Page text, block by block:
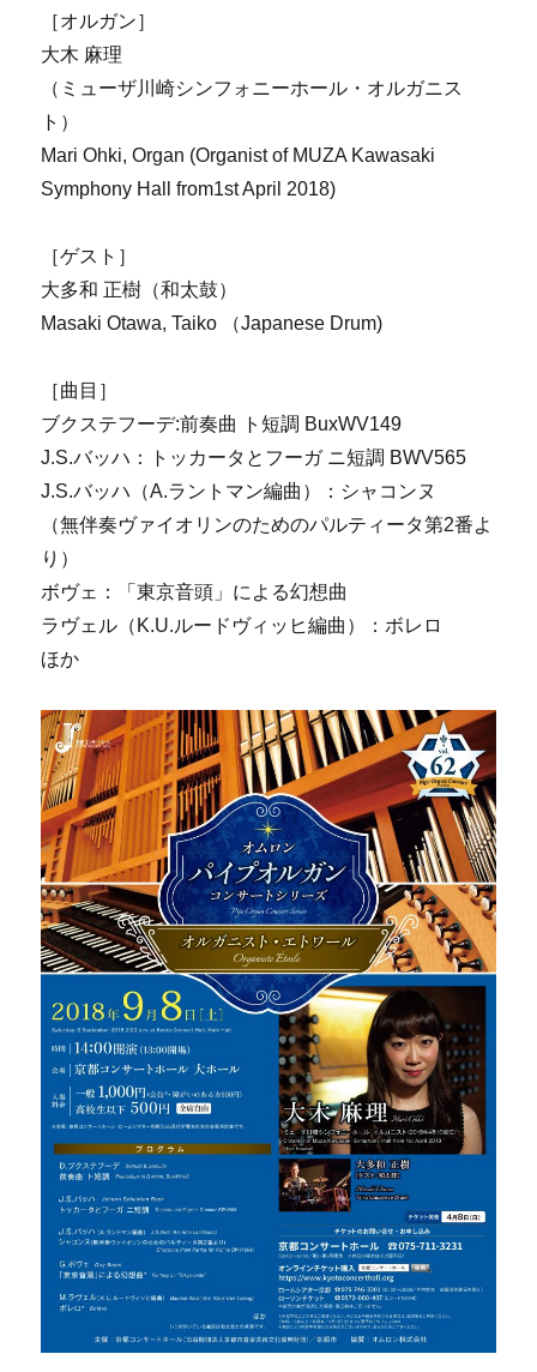
［オルガン］
大木 麻理
（ミューザ川崎シンフォニーホール・オルガニス
ト）
Mari Ohki, Organ (Organist of MUZA Kawasaki
Symphony Hall from1st April 2018)
［ゲスト］
大多和 正樹（和太鼓）
Masaki Otawa, Taiko （Japanese Drum)
［曲目］
ブクステフーデ:前奏曲 ト短調 BuxWV149
J.S.バッハ：トッカータとフーガ ニ短調 BWV565
J.S.バッハ（A.ラントマン編曲）：シャコンヌ
（無伴奏ヴァイオリンのためのパルティータ第2番よ
り）
ボヴェ：「東京音頭」による幻想曲
ラヴェル（K.U.ルードヴィッヒ編曲）：ボレロ
ほか